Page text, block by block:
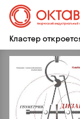
Кластер